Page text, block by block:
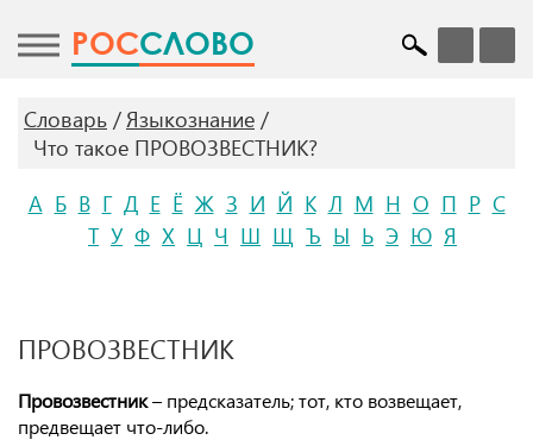
POCСЛОВО
Словарь
Языкознание
Что такое ПРОВОЗВЕСТНИК?
А Б В Г Д Е Ё Ж З И Й К Л М Н О П Р С
Т У Ф Х Ц Ч Ш Щ Ъ Ы Ь Э Ю Я
ПРОВОЗВЕСТНИК
Провозвестник– предсказатель; тот, кто возвещает,
предвещает что-либо.